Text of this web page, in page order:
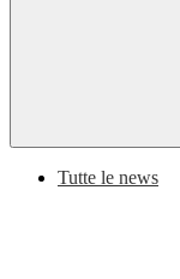
Tutte le news